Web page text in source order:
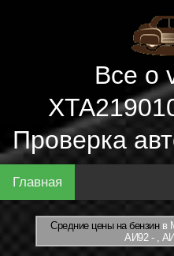
Все о
Проверка
Главная
Средние цены на бензинв
АИ92 - ,